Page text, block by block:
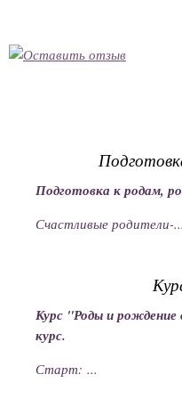
Подготовка к родам,
Счастливые родители-...
Курс "Роды и рождение
курс.
Старт: ...